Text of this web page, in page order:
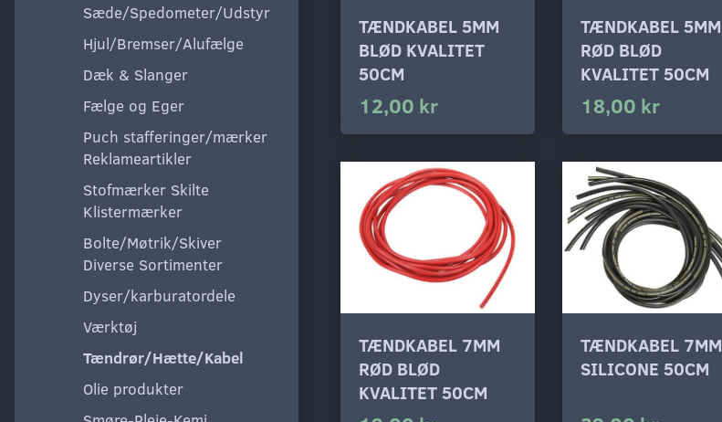
Sæde/Spedometer/Udstyr
Hjul/Bremser/Alufælge
Dæk & Slanger
Fælge og Eger
Puch stafferinger/mærker
Reklameartikler
Stofmærker Skilte
Klistermærker
Bolte/Møtrik/Skiver
Diverse Sortimenter
Dyser/karburatordele
Værktøj
Tændrør/Hætte/Kabel
Olie produkter
TÆNDKABEL 5MM
BLØD KVALITET
50CM
12,00 kr
TÆNDKABEL 5MM
RØD BLØD
KVALITET 50CM
18,00 kr
TÆNDKABEL 7MM
RØD BLØD
KVALITET 50CM
TÆNDKABEL 7MM
SILICONE 50CM